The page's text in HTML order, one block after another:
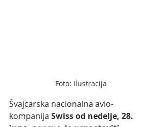
Foto: Ilustracija
Švajcarska nacionalna avio-
kompanija Swiss od nedelje, 28.